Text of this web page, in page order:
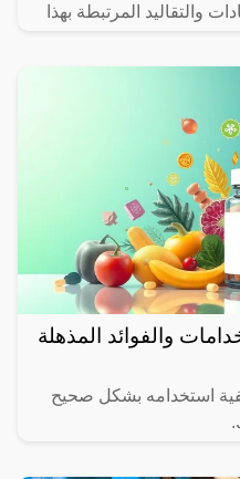
والتقاليد المرتبطة بهذا
والفوائد المذهلة
استخدامه بشكل صحيح